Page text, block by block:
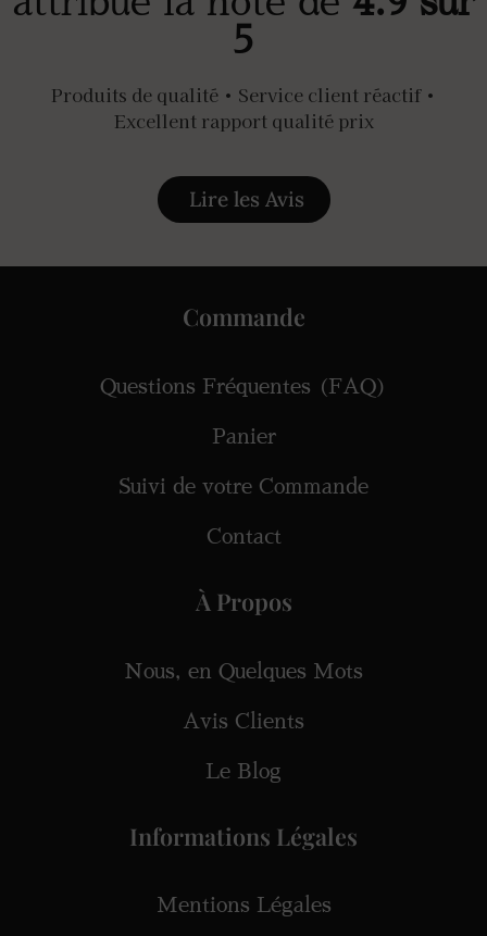
5
Produits de qualité • Service client réactif •
Excellent rapport qualité prix
Lire les Avis
Commande
Questions Fréquentes (FAQ)
Panier
Suivi de votre Commande
Contact
À Propos
Nous, en Quelques Mots
Avis Clients
Le Blog
Informations Légales
Mentions Légales